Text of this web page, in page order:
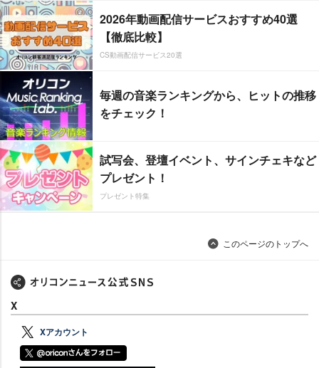
2026年動画配信サービスおすすめ40選
【徹底比較】
CS動画配信サービス20選
毎週の音楽ランキングから、ヒットの推移
をチェック！
試写会、登壇イベント、サインチェキなど
プレゼント！
プレゼント特集
このページのトップへ
X
Xアカウント